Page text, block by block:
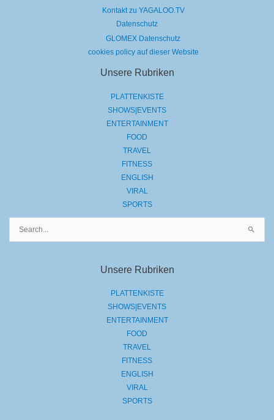
Kontakt zu YAGALOO.TV
Datenschutz
GLOMEX Datenschutz
cookies policy auf dieser Website
Unsere Rubriken
PLATTENKISTE
SHOWS|EVENTS
ENTERTAINMENT
FOOD
TRAVEL
FITNESS
ENGLISH
VIRAL
SPORTS
Unsere Rubriken
PLATTENKISTE
SHOWS|EVENTS
ENTERTAINMENT
FOOD
TRAVEL
FITNESS
ENGLISH
VIRAL
SPORTS